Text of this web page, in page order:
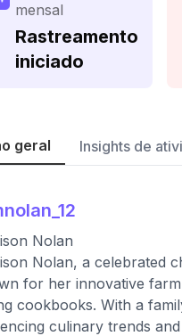
mensal
Rastreamento
iniciado
geral Insights de
Nolan
Nolan, a celebrated
for her innovative
cookbooks. With a
culinary trends